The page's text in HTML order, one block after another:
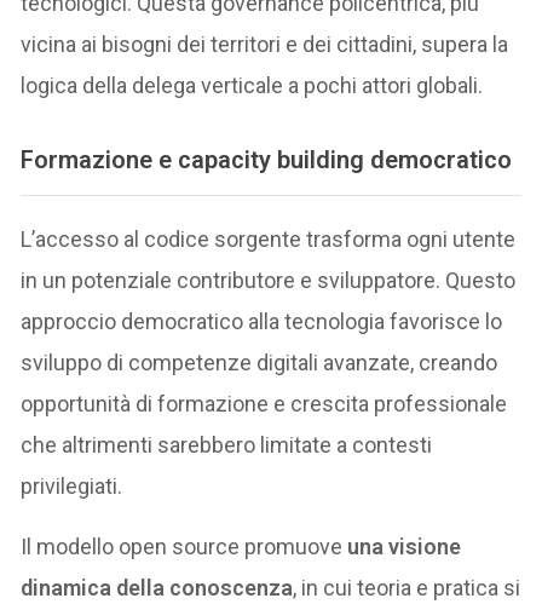
vicina ai bisogni dei territori e dei cittadini, supera la
logica della delega verticale a pochi attori globali.
Formazione e capacity building democratico
L’accesso al codice sorgente trasforma ogni utente
in un potenziale contributore e sviluppatore. Questo
approccio democratico alla tecnologia favorisce lo
sviluppo di competenze digitali avanzate, creando
opportunità di formazione e crescita professionale
che altrimenti sarebbero limitate a contesti
privilegiati.
Il modello open source promuove una visione
dinamica della conoscenza, in cui teoria e pratica si